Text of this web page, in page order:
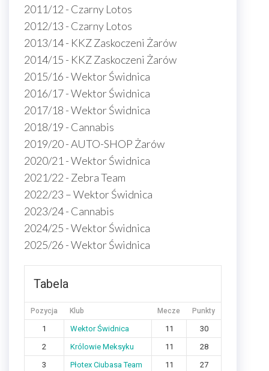
2011/12 - Czarny Lotos
2012/13 - Czarny Lotos
2013/14 - KKZ Zaskoczeni Żarów
2014/15 - KKZ Zaskoczeni Żarów
2015/16 - Wektor Świdnica
2016/17 - Wektor Świdnica
2017/18 - Wektor Świdnica
2018/19 - Cannabis
2019/20 - AUTO-SHOP Żarów
2020/21 - Wektor Świdnica
2021/22 - Zebra Team
2022/23 – Wektor Świdnica
2023/24 - Cannabis
2024/25 - Wektor Świdnica
2025/26 - Wektor Świdnica
Tabela
Pozycja Klub Mecze Punkty
1 Wektor Świdnica 11
30
2
Królowie Meksyku 11
28
3
Płotex Ciubasa Team 11 27